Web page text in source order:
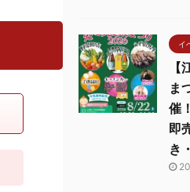
イ
ま
催
即
き